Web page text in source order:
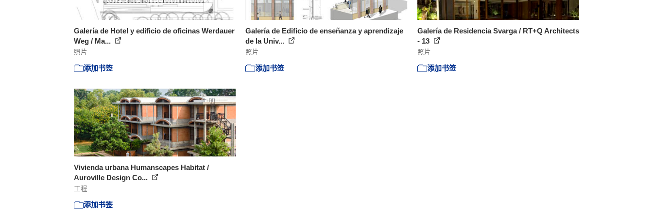
Galería de Hotel y edificio de oficinas Werdauer
Weg / Ma...
照片
添加书签
Galería de Edificio de enseñanza y aprendizaje
de la Univ...
照片
添加书签
Galería de Residencia Svarga / RT+Q Architects
- 13
照片
添加书签
Vivienda urbana Humanscapes Habitat /
Auroville Design Co...
工程
添加书签